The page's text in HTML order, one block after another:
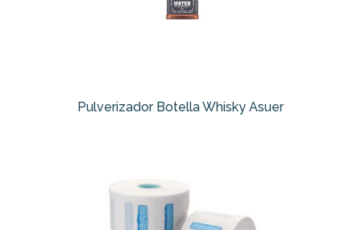
Pulverizador Botella Whisky Asuer